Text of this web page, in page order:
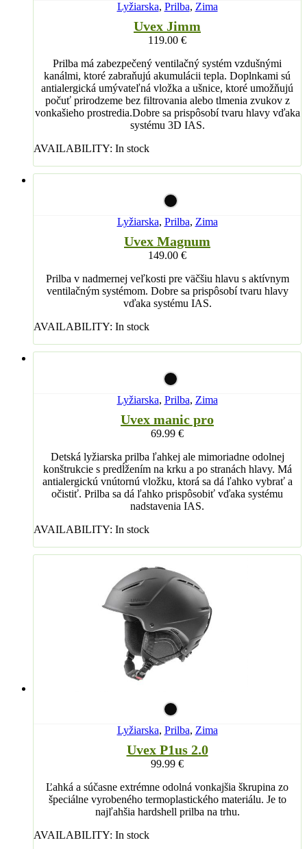
Lyžiarska, Prilba, Zima
Uvex Jimm
119.00 €
Prilba má zabezpečený ventilačný systém vzdušnými
kanálmi, ktoré zabraňujú akumulácii tepla. Doplnkami sú
antialergická umývateľná vložka a ušnice, ktoré umožňujú
počuť prirodzeme bez filtrovania alebo tlmenia zvukov z
vonkašieho prostredia.Dobre sa prispôsobí tvaru hlavy vďaka
systému 3D IAS.
AVAILABILITY: In stock
Lyžiarska, Prilba, Zima
Uvex Magnum
149.00 €
Prilba v nadmernej veľkosti pre väčšiu hlavu s aktívnym
ventilačným systémom. Dobre sa prispôsobí tvaru hlavy
vďaka systému IAS.
AVAILABILITY: In stock
Lyžiarska, Prilba, Zima
Uvex manic pro
69.99 €
Detská lyžiarska prilba ľahkej ale mimoriadne odolnej
konštrukcie s predĺžením na krku a po stranách hlavy. Má
antialergickú vnútornú vložku, ktorá sa dá ľahko vybrať a
očistiť. Prilba sa dá ľahko prispôsobiť vďaka systému
nadstavenia IAS.
AVAILABILITY: In stock
Lyžiarska, Prilba, Zima
Uvex P1us 2.0
99.99 €
Ľahká a súčasne extrémne odolná vonkajšia škrupina zo
špeciálne vyrobeného termoplastického materiálu. Je to
najľahšia hardshell prilba na trhu.
AVAILABILITY: In stock